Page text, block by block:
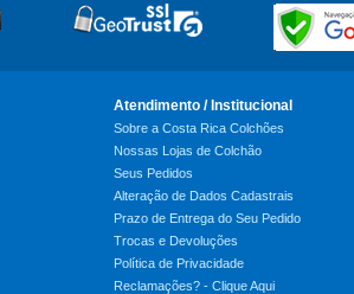
Atendimento / Institucional
Sobre a Costa Rica Colchões
Nossas Lojas de Colchão
Seus Pedidos
Alteração de Dados Cadastrais
Prazo de Entrega do Seu Pedido
Trocas e Devoluções
Política de Privacidade
Reclamações? - Clique Aqui